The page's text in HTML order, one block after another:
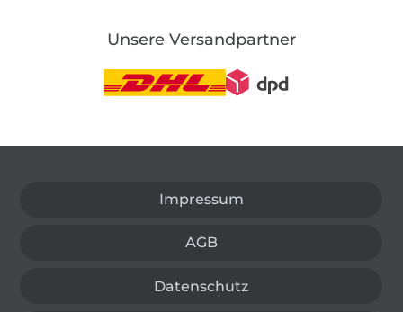
Unsere Versandpartner
Impressum
AGB
Datenschutz